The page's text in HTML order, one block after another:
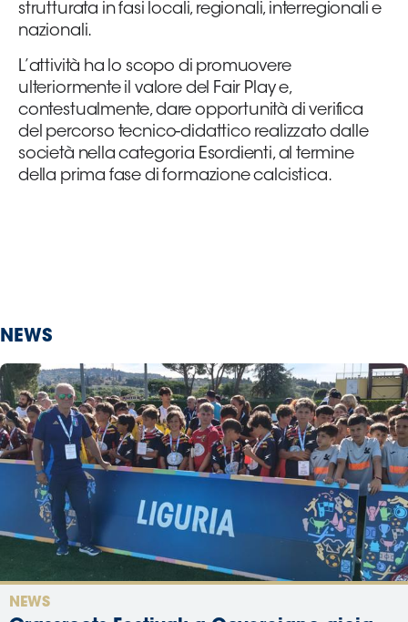
Social media
strutturata in fasi locali, regionali, interregionali e
nazionali.
L’attività ha lo scopo di promuovere
ulteriormente il valore del Fair Play e,
contestualmente, dare opportunità di verifica
del percorso tecnico-didattico realizzato dalle
società nella categoria Esordienti, al termine
della prima fase di formazione calcistica.
NEWS
NEWS